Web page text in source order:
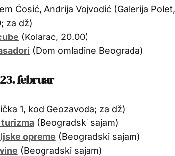
Ćosić, Andrija Vojvodić (Galerija Polet,
za dž)
(Kolarac, 20.00)
(Dom omladine Beograda)
februar
1, kod Geozavoda; za dž)
turizma(Beogradski sajam)
opreme (Beogradski sajam)
(Beogradski sajam)